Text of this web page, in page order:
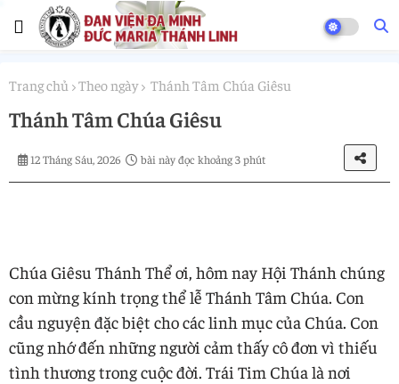
Trang chủ Theo ngày Thánh Tâm Chúa Giêsu
Thánh Tâm Chúa Giêsu
12 Tháng Sáu, 2026 bài này đọc khoảng 3 phút
Chúa Giêsu Thánh Thể ơi, hôm nay Hội Thánh chúng
con mừng kính trọng thể lễ Thánh Tâm Chúa. Con
cầu nguyện đặc biệt cho các linh mục của Chúa. Con
cũng nhớ đến những người cảm thấy cô đơn vì thiếu
tình thương trong cuộc đời. Trái Tim Chúa là nơi